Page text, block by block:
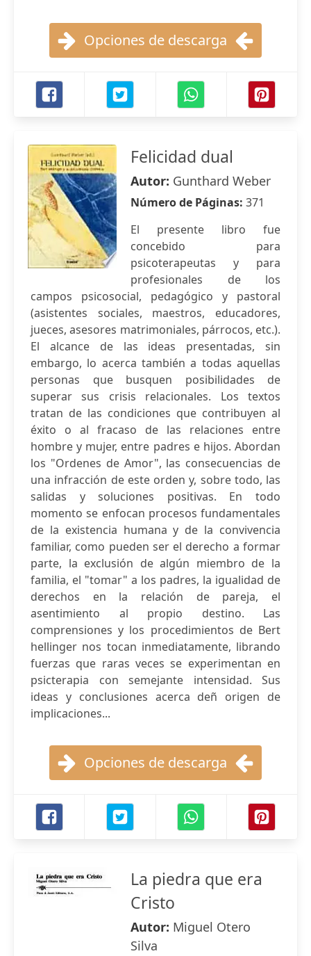
Opciones de descarga
Felicidad dual
Autor: Gunthard Weber
Número de Páginas: 371
El presente libro fue
concebido para
psicoterapeutas y para
profesionales de los
campos psicosocial, pedagógico y pastoral
(asistentes sociales, maestros, educadores,
jueces, asesores matrimoniales, párrocos, etc.).
El alcance de las ideas presentadas, sin
embargo, lo acerca también a todas aquellas
personas que busquen posibilidades de
superar sus crisis relacionales. Los textos
tratan de las condiciones que contribuyen al
éxito o al fracaso de las relaciones entre
hombre y mujer, entre padres e hijos. Abordan
los "Ordenes de Amor", las consecuencias de
una infracción de este orden y, sobre todo, las
salidas y soluciones positivas. En todo
momento se enfocan procesos fundamentales
de la existencia humana y de la convivencia
familiar, como pueden ser el derecho a formar
parte, la exclusión de algún miembro de la
familia, el "tomar" a los padres, la igualidad de
derechos en la relación de pareja, el
asentimiento al propio destino. Las
comprensiones y los procedimientos de Bert
hellinger nos tocan inmediatamente, librando
fuerzas que raras veces se experimentan en
psicterapia con semejante intensidad. Sus
ideas y conclusiones acerca deñ origen de
implicaciones...
Opciones de descarga
La piedra que era
Cristo
Autor: Miguel Otero
Silva